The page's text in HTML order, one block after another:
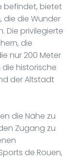
befindet, bietet
die die Wunder
Die privilegierte
die
nur 200 Meter
historische
der Altstadt
die Nähe zu
Zugang zu
de Rouen,